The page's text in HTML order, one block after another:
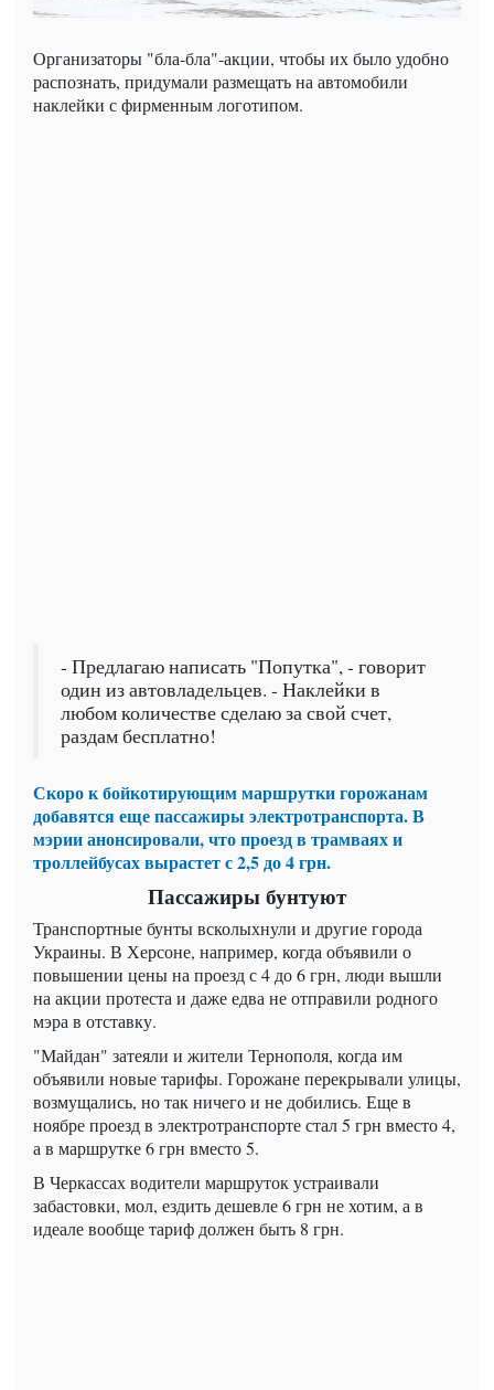
Организаторы "бла-бла"-акции, чтобы их было удобно
распознать, придумали размещать на автомобили
наклейки с фирменным логотипом.
- Предлагаю написать "Попутка", - говорит
один из автовладельцев. - Наклейки в
любом количестве сделаю за свой счет,
раздам бесплатно!
Скоро к бойкотирующим маршрутки горожанам
добавятся еще пассажиры электротранспорта. В
мэрии анонсировали, что проезд в трамваях и
троллейбусах вырастет с 2,5 до 4 грн.
Пассажиры бунтуют
Транспортные бунты всколыхнули и другие города
Украины. В Херсоне, например, когда объявили о
повышении цены на проезд с 4 до 6 грн, люди вышли
на акции протеста и даже едва не отправили родного
мэра в отставку.
"Майдан" затеяли и жители Тернополя, когда им
объявили новые тарифы. Горожане перекрывали улицы,
возмущались, но так ничего и не добились. Еще в
ноябре проезд в электротранспорте стал 5 грн вместо 4,
а в маршрутке 6 грн вместо 5.
В Черкассах водители маршруток устраивали
забастовки, мол, ездить дешевле 6 грн не хотим, а в
идеале вообще тариф должен быть 8 грн.